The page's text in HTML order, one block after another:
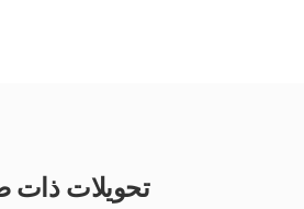
تحويلات ذات